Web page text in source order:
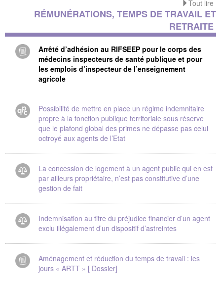
Tout lire
RÉMUNÉRATIONS, TEMPS DE TRAVAIL ET
RETRAITE
Arrêté d’adhésion au RIFSEEP pour le corps des
médecins inspecteurs de santé publique et pour
les emplois d’inspecteur de l’enseignement
agricole
Possibilité de mettre en place un régime indemnitaire
propre à la fonction publique territoriale sous réserve
que le plafond global des primes ne dépasse pas celui
octroyé aux agents de l’Etat
La concession de logement à un agent public qui en est
par ailleurs propriétaire, n’est pas constitutive d’une
gestion de fait
Indemnisation au titre du préjudice financier d’un agent
exclu illégalement d’un dispositif d’astreintes
Aménagement et réduction du temps de travail : les
jours « ARTT » [ Dossier]